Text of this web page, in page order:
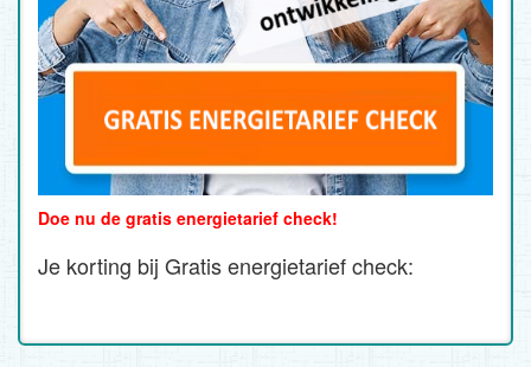
Doe nu de gratis energietarief check!
Je korting bij Gratis energietarief check: